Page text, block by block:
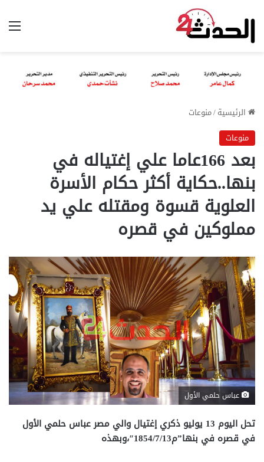
الرئيسية/منوعات
منوعات
بعد 166عاما علي إغتياله في
بنها..حكاية أكثر حكام الأسرة
العلوية قسوة ومقتله علي يد
مملوكين في قصره
عباس حلمي الأول
تحل اليوم 13 يوليو ذكري إغتيال والي مصر عباس حلمي الأول
في قصره في بنها”م1854/7/13″،وبهذه